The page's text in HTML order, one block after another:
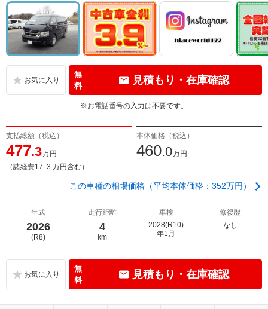
無
料
見積もり・在庫確認
※お電話番号の入力は不要です。
支払総額（税込）
477.3万円
（諸経費17 .3 万円含む）
本体価格（税込）
460.0万円
この車種の相場価格（平均本体価格：352万円）
年式
2026
(R8)
走行距離
4
km
車検
2028(R10)
年1月
修復歴
なし
無
料
見積もり・在庫確認